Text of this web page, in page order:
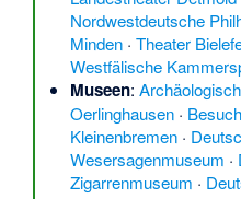
Nordwestdeutsche
Minden ·Theater
Westfälische
Museen:
Oerlinghausen ·
Kleinenbremen ·
Wesersagenmuseum ·
Zigarrenmuseum ·